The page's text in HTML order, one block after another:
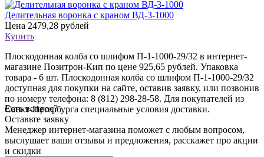
Делительная воронка с краном ВД-3-1000
Цена 2479,28 рублей
Купить
Плоскодонная колба со шлифом П-1-1000-29/32 в интернет-
магазине Позитрон-Кип по цене 925,65 рублей. Упаковка
товара - 6 шт. Плоскодонная колба со шлифом П-1-1000-29/32
доступная для покупки на сайте, оставив заявку, или позвонив
по номеру телефона: 8 (812) 298-28-58. Для покупателей из
Санкт-Петербурга специальные условия доставки.
Есть вопрос?
Оставьте заявку
Менеджер интернет-магазина поможет с любым вопросом,
выслушает ваши отзывы и предложения, расскажет про акции
и скидки